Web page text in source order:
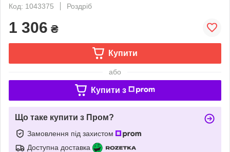
Код: 1043375
Роздріб
1 306 ₴
Купити
або
Купити з
Що таке купити з Пром?
Замовлення під захистом
Доступна доставка